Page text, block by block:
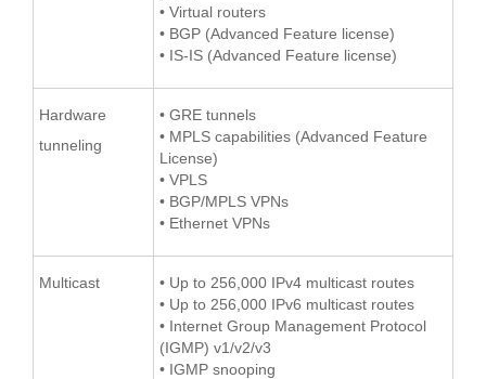
• Virtual routers
• BGP (Advanced Feature license)
• IS-IS (Advanced Feature license)
Hardware
tunneling
• GRE tunnels
• MPLS capabilities (Advanced Feature
License)
• VPLS
• BGP/MPLS VPNs
• Ethernet VPNs
Multicast
• Up to 256,000 IPv4 multicast routes
• Up to 256,000 IPv6 multicast routes
• Internet Group Management Protocol
(IGMP) v1/v2/v3
• IGMP snooping